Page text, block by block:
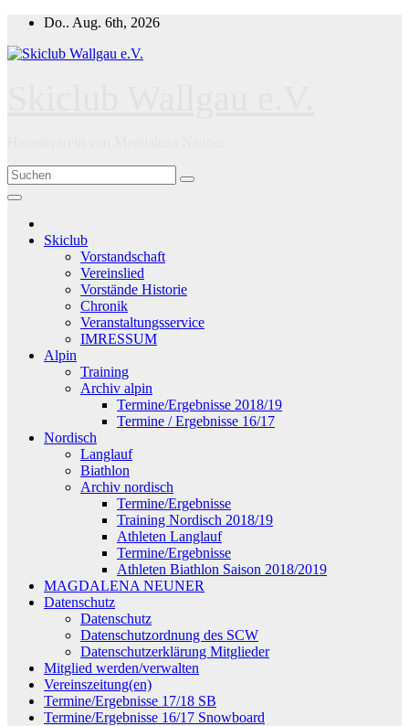
Zum
springen
Do.. Aug. 6th, 2026
Skiclub
Vorstandschaft
Vereinslied
Vorstände Historie
Chronik
Veranstaltungsservice
IMRESSUM
Alpin
Training
Archiv alpin
Termine/Ergebnisse 2018/19
Termine / Ergebnisse 16/17
Nordisch
Langlauf
Biathlon
Archiv nordisch
Termine/Ergebnisse
Training Nordisch 2018/19
Athleten Langlauf
Termine/Ergebnisse
Athleten Biathlon Saison 2018/2019
MAGDALENA NEUNER
Datenschutz
Datenschutz
Datenschutzordnung des SCW
Datenschutzerklärung Mitglieder
Mitglied werden/verwalten
Vereinszeitung(en)
Termine/Ergebnisse 17/18 SB
Termine/Ergebnisse 16/17 Snowboard